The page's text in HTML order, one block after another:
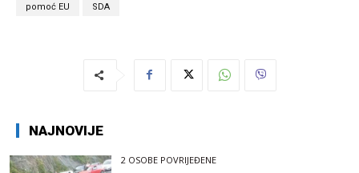
pomoć EU SDA
NAJNOVIJE
2 OSOBE POVRIJEĐENE